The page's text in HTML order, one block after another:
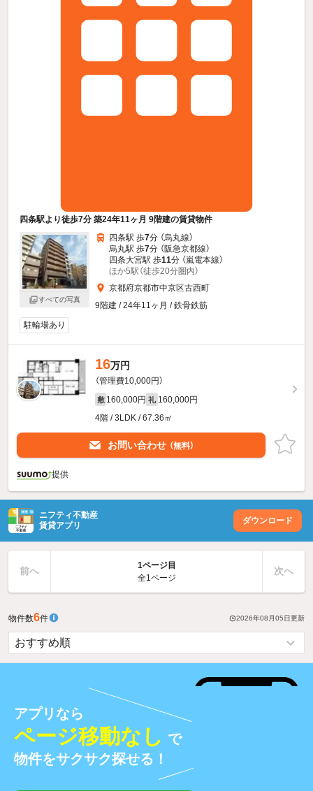
四条駅より徒歩7分 築24年11ヶ月 9階建の賃貸物件
すべての写真
四条駅 歩7分 （烏丸線）
烏丸駅 歩7分 （阪急京都線）
四条大宮駅 歩11分 （嵐電本線）
ほか5駅（徒歩20分圏内）
京都府京都市中京区古西町
9階建 / 24年11ヶ月 / 鉄骨鉄筋
駐輪場あり
16万円
（管理費10,000円）
敷 160,000円 礼 160,000円
4階 / 3LDK / 67.36㎡
お問い合わせ （無料）
提供
ニフティ不動産
賃貸アプリ
ダウンロード
前へ
1ページ目
全1ページ
次へ
物件数6件 2026年08月05日更新
アプリなら
ページ移動なし で
物件をサクサク探せる！